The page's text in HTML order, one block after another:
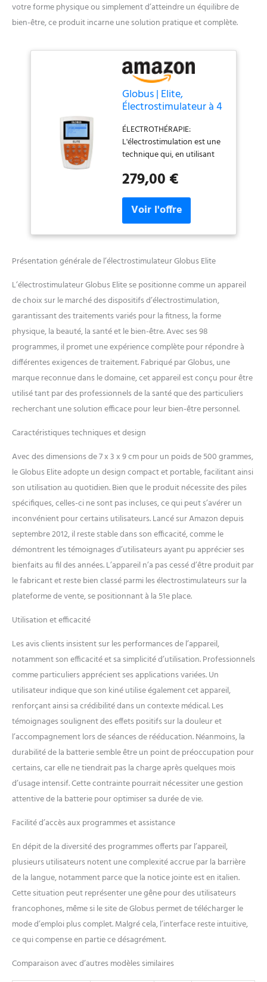
votre forme physique ou simplement d’atteindre un équilibre de
bien-être, ce produit incarne une solution pratique et complète.
Globus | Elite,
Électrostimulateur à 4
programmes pour
toutes les exigences
de traitement, fitness,
forme physique,
beauté, santé et bien-
être
ÉLECTROTHÉRAPIE:
L'électrostimulation est une
technique qui, en utilisant
qui agissent sur les points
(motoneurones), provoque
une contraction musculaire
positionnement correct des
électrodes et le choix
approprié de leur taille sont
des aspects fondamentaux
pour l'efficacité de
l'électrostimulation. Pour
tous les programmes qui
déterminent une
contraction musculaire
importante, il est
fondamental de placer
l'électrode au-dessus du
point moteur du muscle, qui
est le point le plus sensible à
la stimulation. FITNESS ET
vous pourrez effectuer,
comme dans une salle de
gym personnelle, tous les
programmes de
raffermissement et de
tonification nécessaires pour
développer un corps parfait
et efficace. POUR HOMME ET
FEMME: les programmes
sont différenciés entre
hommes et femmes pour
respecter les différences
ans, GLOBUS est une
entreprise leader mondiale
dans la production
d'équipements
électromédicaux portatifs.
La large gamme comprend
des lignes complètes de
produits pour
l'électrothérapie, diathermie,
ultrasonothérapie,
magnétothérapie,
laserthérapie, plates-formes
vibrantes et des produits
spéciaux pour le sport.
279,00 €
Présentation générale de l’électrostimulateur Globus Elite
L’électrostimulateur Globus Elite se positionne comme un appareil
de choix sur le marché des dispositifs d’électrostimulation,
garantissant des traitements variés pour la fitness, la forme
physique, la beauté, la santé et le bien-être. Avec ses 98
programmes, il promet une expérience complète pour répondre à
différentes exigences de traitement. Fabriqué par Globus, une
marque reconnue dans le domaine, cet appareil est conçu pour être
utilisé tant par des professionnels de la santé que des particuliers
recherchant une solution efficace pour leur bien-être personnel.
Caractéristiques techniques et design
Avec des dimensions de 7 x 3 x 9 cm pour un poids de 500 grammes,
le Globus Elite adopte un design compact et portable, facilitant ainsi
son utilisation au quotidien. Bien que le produit nécessite des piles
spécifiques, celles-ci ne sont pas incluses, ce qui peut s’avérer un
inconvénient pour certains utilisateurs. Lancé sur Amazon depuis
septembre 2012, il reste stable dans son efficacité, comme le
démontrent les témoignages d’utilisateurs ayant pu apprécier ses
bienfaits au fil des années. L’appareil n’a pas cessé d’être produit par
le fabricant et reste bien classé parmi les électrostimulateurs sur la
plateforme de vente, se positionnant à la 51e place.
Utilisation et efficacité
Les avis clients insistent sur les performances de l’appareil,
notamment son efficacité et sa simplicité d’utilisation. Professionnels
comme particuliers apprécient ses applications variées. Un
utilisateur indique que son kiné utilise également cet appareil,
renforçant ainsi sa crédibilité dans un contexte médical. Les
témoignages soulignent des effets positifs sur la douleur et
l’accompagnement lors de séances de rééducation. Néanmoins, la
durabilité de la batterie semble être un point de préoccupation pour
certains, car elle ne tiendrait pas la charge après quelques mois
d’usage intensif. Cette contrainte pourrait nécessiter une gestion
attentive de la batterie pour optimiser sa durée de vie.
Facilité d’accès aux programmes et assistance
En dépit de la diversité des programmes offerts par l’appareil,
plusieurs utilisateurs notent une complexité accrue par la barrière
de la langue, notamment parce que la notice jointe est en italien.
Cette situation peut représenter une gêne pour des utilisateurs
francophones, même si le site de Globus permet de télécharger le
mode d’emploi plus complet. Malgré cela, l’interface reste intuitive,
ce qui compense en partie ce désagrément.
Comparaison avec d’autres modèles similaires